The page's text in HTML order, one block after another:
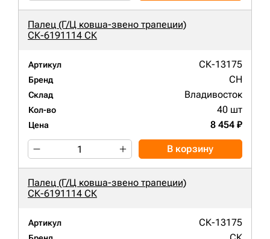
Палец (Г/Ц ковша-звено трапеции)
СК-6191114 СК
Артикул СК-13175
Бренд CH
Склад Владивосток
Кол-во 40 шт
Цена 8 454 ₽
В корзину
Палец (Г/Ц ковша-звено трапеции)
СК-6191114 СК
Артикул СК-13175